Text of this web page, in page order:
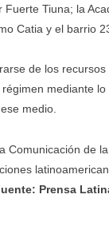
Tiuna; la
Catia y el barrio
de los
mediante
medio.
Comunicación de
Prensa